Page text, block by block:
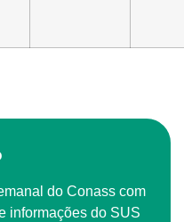
informações do SUS